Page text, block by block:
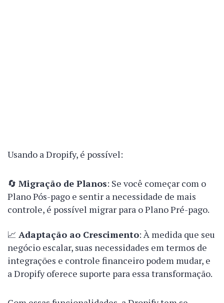
Usando a Dropify, é possível:
🔄 Migração de Planos: Se você começar com o
Plano Pós-pago e sentir a necessidade de mais
controle, é possível migrar para o Plano Pré-pago.
📈 Adaptação ao Crescimento: À medida que seu
negócio escalar, suas necessidades em termos de
integrações e controle financeiro podem mudar, e
a Dropify oferece suporte para essa transformação.